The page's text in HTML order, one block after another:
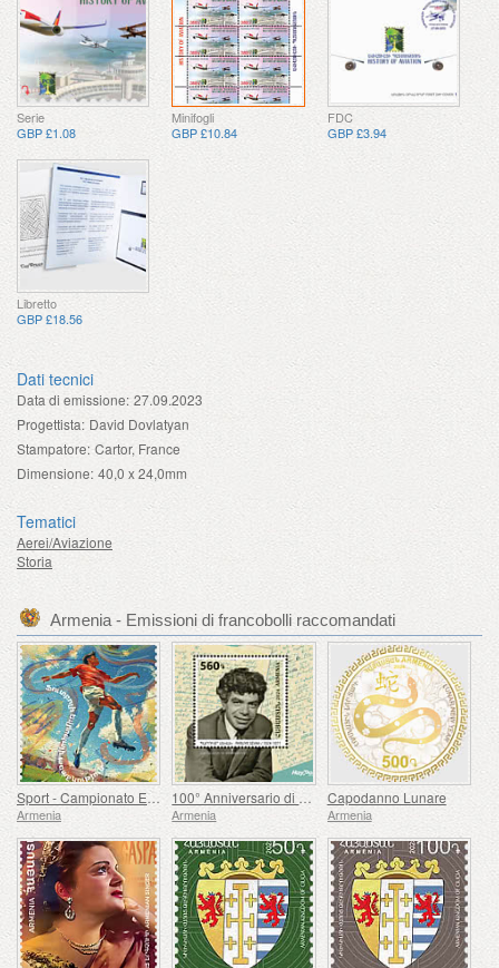
Serie
GBP £1.08
Minifogli
GBP £10.84
FDC
GBP £3.94
Libretto
GBP £18.56
Dati tecnici
Data di emissione: 27.09.2023
Progettista: David Dovlatyan
Stampatore: Cartor, France
Dimensione: 40,0 x 24,0mm
Tematici
Aerei/Aviazione
Storia
Armenia - Emissioni di francobolli raccomandati
Sport - Campionato Europeo di Calcio, Euro
Armenia
100° Anniversario di Paruyr Sevak
Armenia
Capodanno Lunare
Armenia